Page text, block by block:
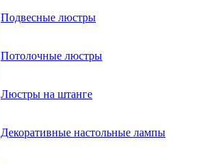
Подвесные люстры
Потолочные люстры
Люстры на штанге
Декоративные настольные лампы